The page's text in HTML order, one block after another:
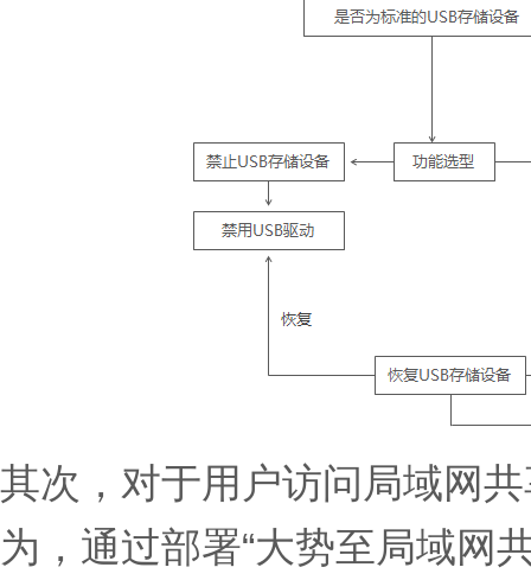
其次，对于用户访问局域网
为，通过部署“大势至局域网